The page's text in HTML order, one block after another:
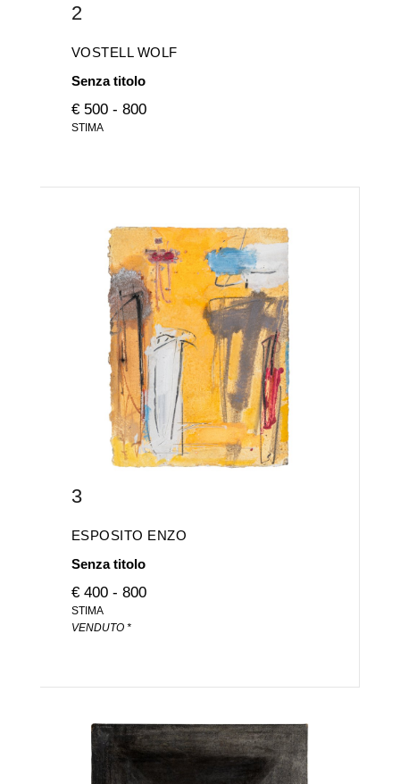
2
VOSTELL WOLF
Senza titolo
€ 500 - 800
STIMA
3
ESPOSITO ENZO
Senza titolo
€ 400 - 800
STIMA
VENDUTO *